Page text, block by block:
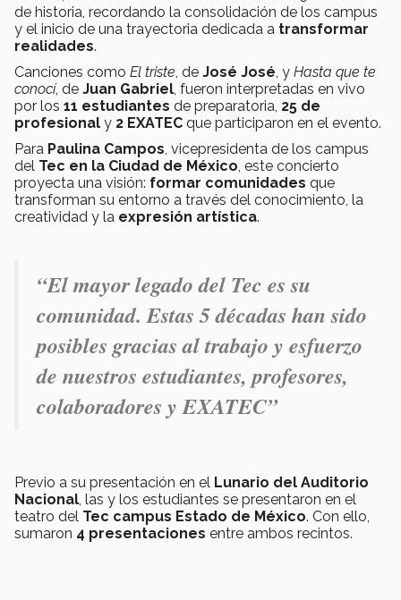
de historia, recordando la consolidación de los campus
y el inicio de una trayectoria dedicada a transformar
realidades.
Canciones como El triste , de José José , y Hasta que te
conocí, de Juan Gabriel , fueron interpretadas en vivo
por los 11 estudiantes de preparatoria, 25 de
profesional y 2 EXATEC que participaron en el evento.
Para Paulina Campos , vicepresidenta de los campus
del Tec en la Ciudad de México , este concierto
proyecta una visión: formar comunidades que
transforman su entorno a través del conocimiento, la
creatividad y la expresión artística.
“El mayor legado del Tec es su
comunidad. Estas 5 décadas han sido
posibles gracias al trabajo y esfuerzo
de nuestros estudiantes, profesores,
colaboradores y EXATEC”
Previo a su presentación en el Lunario del Auditorio
Nacional , las y los estudiantes se presentaron en el
teatro del Tec campus Estado de México. Con ello,
sumaron 4 presentaciones entre ambos recintos.